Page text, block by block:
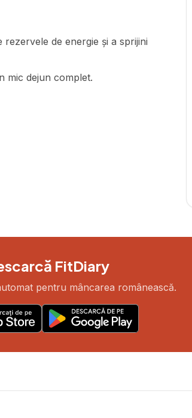
de energie și a sprijini
mic dejun complet.
FitDiary
pentru mâncarea românească.